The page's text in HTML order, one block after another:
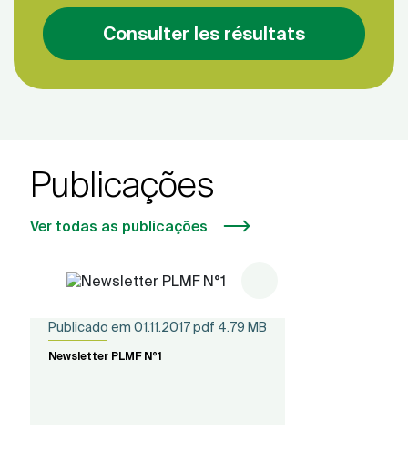
Consulter les résultats
Publicações
Ver todas as publicações
Publicado em 01.11.2017pdf 4.79 MB
Newsletter PLMF N°1